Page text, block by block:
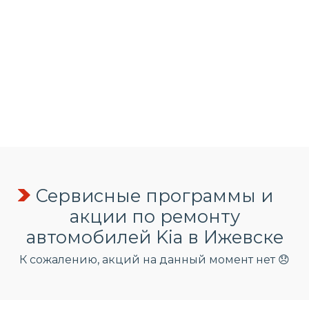
Сервисные программы и
акции по ремонту
автомобилей Kia в Ижевске
К сожалению, акций на данный момент нет 😞